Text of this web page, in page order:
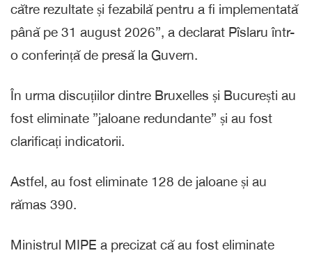
către rezultate și fezabilă pentru a fi implementată
până pe 31 august 2026”, a declarat Pîslaru într-
o conferință de presă la Guvern.
În urma discuțiilor dintre Bruxelles și București au
fost eliminate ”jaloane redundante” și au fost
clarificați indicatorii.
Astfel, au fost eliminate 128 de jaloane și au
rămas 390.
Ministrul MIPE a precizat că au fost eliminate